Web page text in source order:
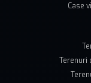
Case
Terenuri